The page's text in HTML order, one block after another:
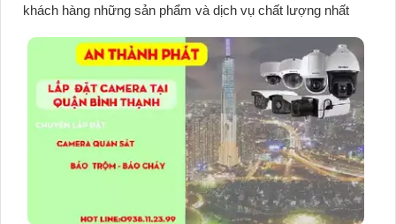
khách hàng những sản phẩm và dịch vụ chất lượng nhất